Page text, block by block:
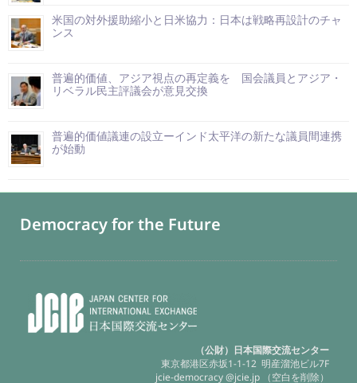
米国の対外援助縮小と日米協力：日本は戦略再設計のチャ
ンス
普遍的価値、アジア視点の再定義を 国会議員とアジア・
リベラル民主評議会が意見交換
普遍的価値議連の設立ーインド太平洋の新たな議員間連携
が始動
Democracy for the Future
（公財）日本国際交流センター
東京都港区赤坂1-1-12 明産溜池ビル7F
jcie-democracy @jcie.jp （空白を削除）